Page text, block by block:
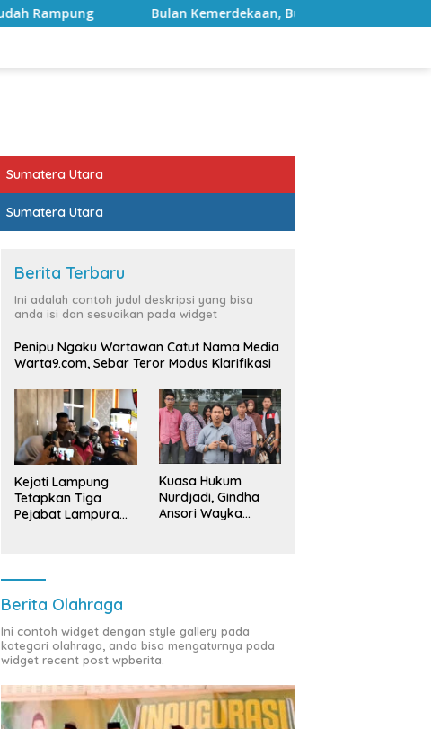
Bulan Kemerdekaan, Bupati Lampung Selatan Ajak ASN
Sumatera Utara
Sumatera Utara
Berita Terbaru
Ini adalah contoh judul deskripsi yang bisa
anda isi dan sesuaikan pada widget
Penipu Ngaku Wartawan Catut Nama Media
Warta9.com, Sebar Teror Modus Klarifikasi
Kejati Lampung
Tetapkan Tiga
Pejabat Lampura
Kuasa Hukum
Nurdjadi, Gindha
Ansori Wayka
Berita Olahraga
Ini contoh widget dengan style gallery pada
kategori olahraga, anda bisa mengaturnya pada
widget recent post wpberita.